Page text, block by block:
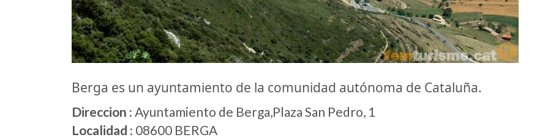
Berga es un ayuntamiento de la comunidad autónoma de Cataluña.
Direccion : Ayuntamiento de Berga,Plaza San Pedro, 1
Localidad : 08600 BERGA